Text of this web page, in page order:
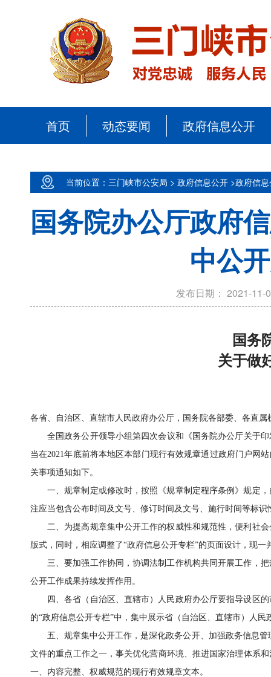
首页 动态要闻 政府信息公开
当前位置：三门峡市公安局 > 政府信息公开 >政府信
国务院办公厅政府
中公
发布日期： 2021-11-
国务
关于做
各省、自治区、直辖市人民政府办公厅，国务院各部委、各直属
全国政务公开领导小组第四次会议和《国务院办公厅关于
当在2021年底前将本地区本部门现行有效规章通过政府门户网
关事项通知如下。
一、规章制定或修改时，按照《规章制定程序条例》规定
注应当包含公布时间及文号、修订时间及文号、施行时间等标
二、为提高规章集中公开工作的权威性和规范性，便利社
版式，同时，相应调整了“政府信息公开专栏”的页面设计，现一
三、要加强工作协同，协调法制工作机构共同开展工作，
公开工作成果持续发挥作用。
四、各省（自治区、直辖市）人民政府办公厅要指导设区
的“政府信息公开专栏”中，集中展示省（自治区、直辖市）人
五、规章集中公开工作，是深化政务公开、加强政务信息
文件的重点工作之一，事关优化营商环境、推进国家治理体系
一、内容完整、权威规范的现行有效规章文本。